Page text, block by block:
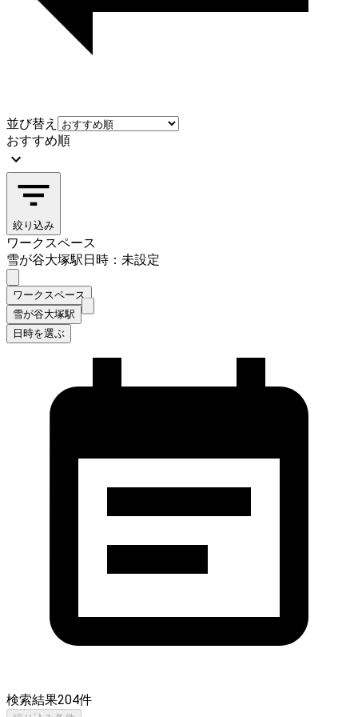
並び替え
おすすめ順
絞り込み
ワークスペース
雪が谷大塚駅日時：未設定
ワークスペース
雪が谷大塚駅
日時を選ぶ
検索結果204件